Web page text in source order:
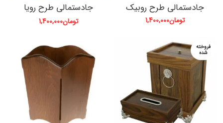
جادستمالی طرح روبیک
تومان1,400,000
جادستمالی طرح رویا
تومان1,400,000
فروخته
شده